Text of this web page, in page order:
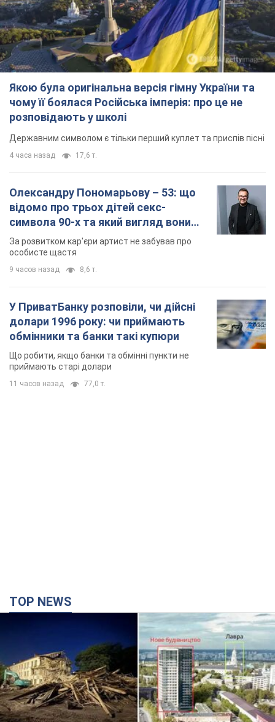
Якою була оригінальна версія гімну України та
чому її боялася Російська імперія: про це не
розповідають у школі
Державним символом є тільки перший куплет та приспів пісні
4 часа назад 17,6 т.
Олександру Пономарьову – 53: що
відомо про трьох дітей секс-
символа 90-х та який вигляд вони
мають
За розвитком кар'єри артист не забував про
особисте щастя
9 часов назад 8,6 т.
У ПриватБанку розповіли, чи дійсні
долари 1996 року: чи приймають
обмінники та банки такі купюри
Що робити, якщо банки та обмінні пункти не
приймають старі долари
11 часов назад 77,0 т.
TOP NEWS